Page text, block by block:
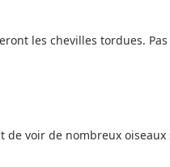
les chevilles tordues.
voir de nombreux oiseaux